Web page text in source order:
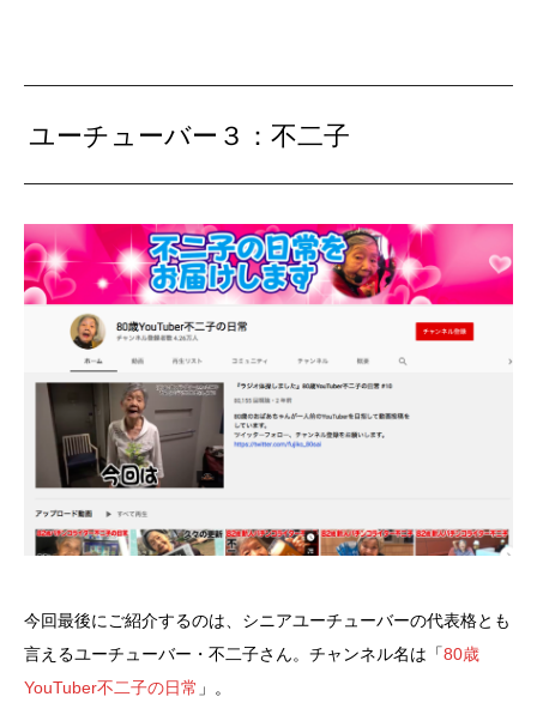
ユーチューバー３：不二子
今回最後にご紹介するのは、シニアユーチューバーの代表格とも
言えるユーチューバー・不二子さん。チャンネル名は「80歳
YouTuber不二子の日常 」。